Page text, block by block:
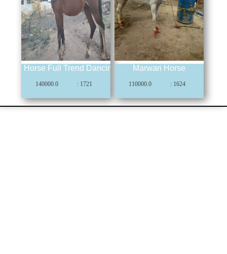
Horse Full Trend Dancing & Riding
140000.0 : 1721
Marwari Horse
110000.0 : 1624